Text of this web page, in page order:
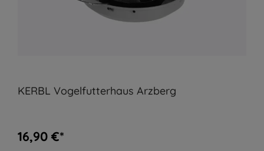
KERBL Vogelfutterhaus Arzberg
16,90 €*